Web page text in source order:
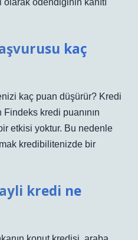
olarak ödendiğinin kanıtı
kaç
kaç puan düşürür? Kredi
kredi puanının
etkisi yoktur. Bu nedenle
kredibilitenizde bir
kredi ne